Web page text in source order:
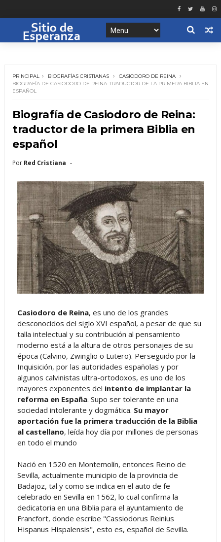
PRINCIPAL BIOGRAFÍAS CRISTIANAS
CASIODORO DE REINA
BIOGRAFÍA DE CASIODORO DE REINA: TRADUCTOR DE LA PRIMERA BIBLIA EN
ESPAÑOL
Biografía de Casiodoro de Reina:
traductor de la primera Biblia en
español
Por Red Cristiana
Casiodoro de Reina, es uno de los grandes
desconocidos del siglo XVI español, a pesar de que su
talla intelectual y su contribución al pensamiento
moderno está a la altura de otros personajes de su
época (Calvino, Zwinglio o Lutero). Perseguido por la
Inquisición, por las autoridades españolas y por
algunos calvinistas ultra-ortodoxos, es uno de los
mayores exponentes del intento de implantar la
reforma en España. Supo ser tolerante en una
sociedad intolerante y dogmática. Su mayor
aportación fue la primera traducción de la Biblia
al castellano, leída hoy día por millones de personas
en todo el mundo
Nació en 1520 en Montemolín, entonces Reino de
Sevilla, actualmente municipio de la provincia de
Badajoz, tal y como se indica en el auto de fe
celebrado en Sevilla en 1562, lo cual confirma la
dedicatoria en una Biblia para el ayuntamiento de
Francfort, donde escribe "Cassiodorus Reinius
Hispanus Hispalensis", esto es, español de Sevilla.